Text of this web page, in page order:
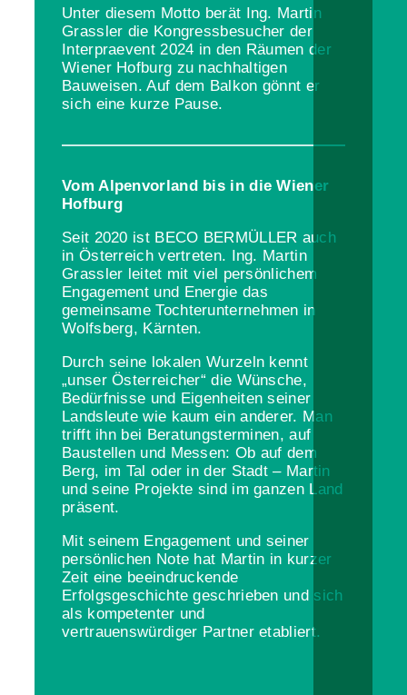
Unter diesem Motto berät Ing. Martin
Grassler die Kongressbesucher der
Interpraevent 2024 in den Räumen der
Wiener Hofburg zu nachhaltigen
Bauweisen. Auf dem Balkon gönnt er
sich eine kurze Pause.
Vom Alpenvorland bis in die Wiener
Hofburg
Seit 2020 ist BECO BERMÜLLER auch
in Österreich vertreten. Ing. Martin
Grassler leitet mit viel persönlichem
Engagement und Energie das
gemeinsame Tochterunternehmen in
Wolfsberg, Kärnten.
Durch seine lokalen Wurzeln kennt
„unser Österreicher“ die Wünsche,
Bedürfnisse und Eigenheiten seiner
Landsleute wie kaum ein anderer. Man
trifft ihn bei Beratungsterminen, auf
Baustellen und Messen: Ob auf dem
Berg, im Tal oder in der Stadt – Martin
und seine Projekte sind im ganzen Land
präsent.
Mit seinem Engagement und seiner
persönlichen Note hat Martin in kurzer
Zeit eine beeindruckende
Erfolgsgeschichte geschrieben und sich
als kompetenter und
vertrauenswürdiger Partner etabliert.